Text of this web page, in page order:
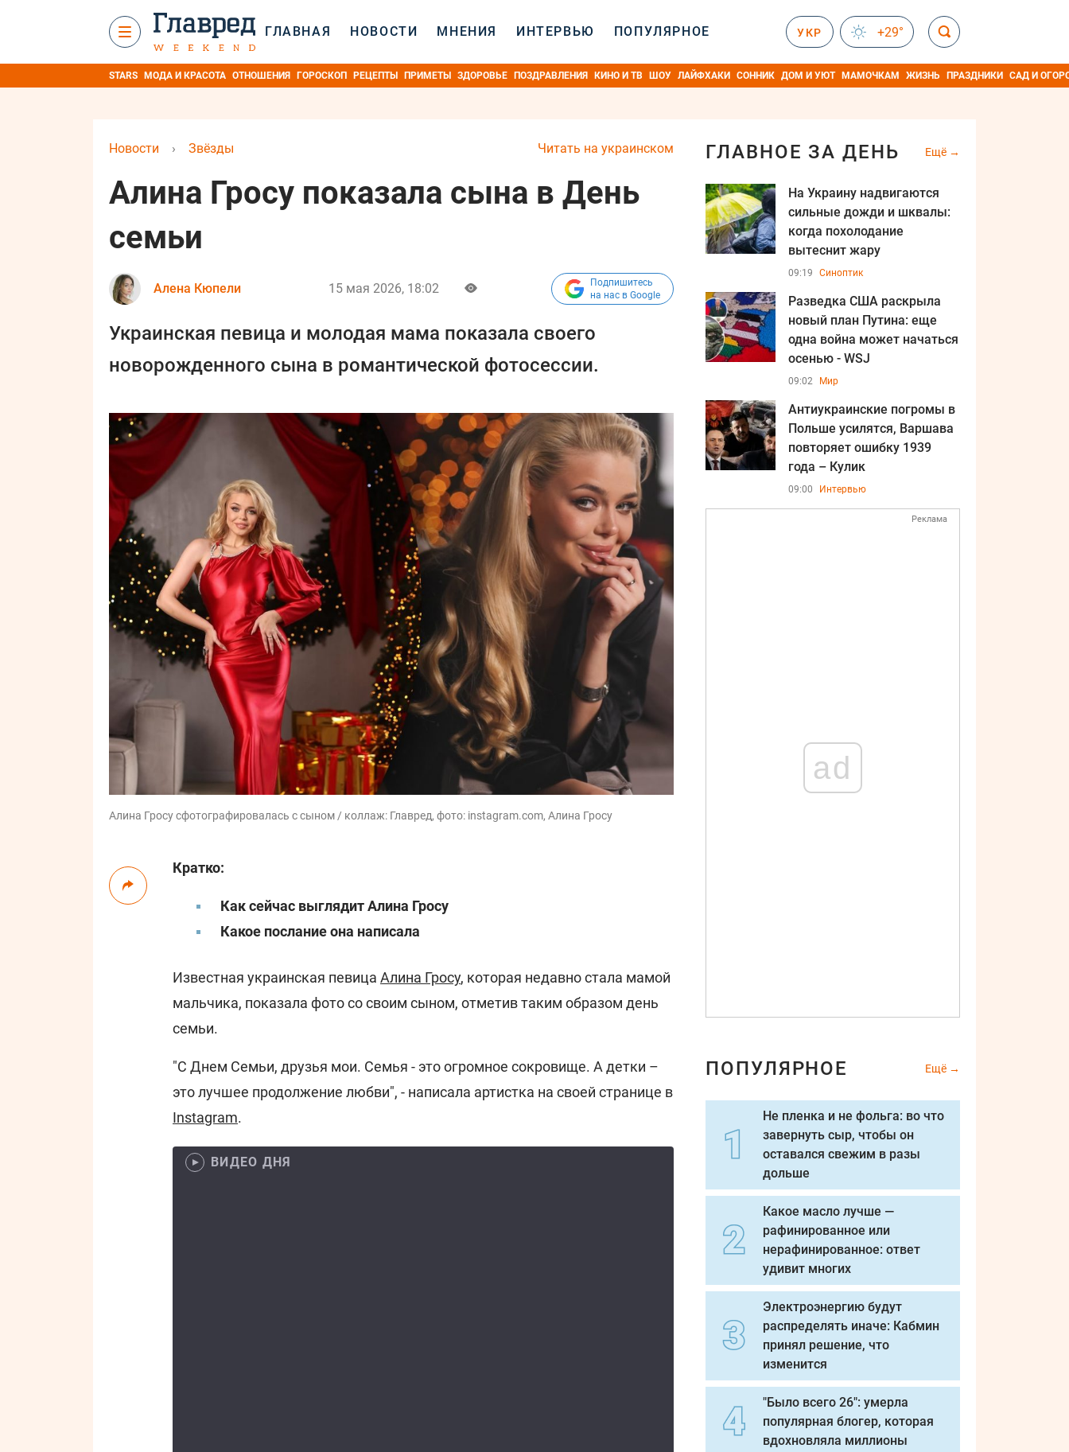
ГЛАВНАЯ НОВОСТИ МНЕНИЯ ИНТЕРВЬЮ ПОПУЛЯРНОЕ УКР +29°
STARS МОДА И КРАСОТА ОТНОШЕНИЯ ГОРОСКОП РЕЦЕПТЫ ПРИМЕТЫ ЗДОРОВЬЕ ПОЗДРАВЛЕНИЯ КИНО И ТВ ШОУ ЛАЙФХАКИ СОННИК ДОМ И УЮТ МАМОЧКАМ ЖИЗНЬ ПРАЗДНИКИ САД И
Читать на украинском
Новости › Звёзды
Алина Гросу показала сына в День
семьи
Алена Кюпели 15 мая 2026, 18:02
Подпишитесь
на нас в Google
Украинская певица и молодая мама показала своего
новорожденного сына в романтической фотосессии.
Алина Гросу сфотографировалась с сыном / коллаж: Главред, фото: instagram.com, Алина Гросу
Кратко:
Как сейчас выглядит Алина Гросу
Какое послание она написала
Известная украинская певица Алина Гросу, которая недавно стала мамой
мальчика, показала фото со своим сыном, отметив таким образом день
семьи.
"С Днем Семьи, друзья мои. Семья - это огромное сокровище. А детки –
это лучшее продолжение любви", - написала артистка на своей странице в
Instagram.
ВИДЕО ДНЯ
ГЛАВНОЕ ЗА ДЕНЬ Ещё
На Украину надвигаются
сильные дожди и шквалы:
когда похолодание
вытеснит жару
09:19 Синоптик
Разведка США раскрыла
новый план Путина: еще
одна война может начаться
осенью - WSJ
09:02 Мир
Антиукраинские погромы в
Польше усилятся, Варшава
повторяет ошибку 1939
года – Кулик
09:00 Интервью
Реклама
ad
ПОПУЛЯРНОЕ Ещё
Не пленка и не фольга: во что
завернуть сыр, чтобы он
оставался свежим в разы
дольше
Какое масло лучше —
рафинированное или
нерафинированное: ответ
удивит многих
Электроэнергию будут
распределять иначе: Кабмин
принял решение, что
изменится
"Было всего 26": умерла
популярная блогер, которая
вдохновляла миллионы